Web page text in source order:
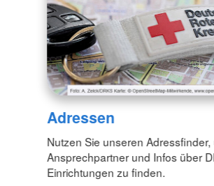
Adressen
Nutzen Sie unseren Adressfinder,
Ansprechpartner und Infos über
Einrichtungen zu finden.